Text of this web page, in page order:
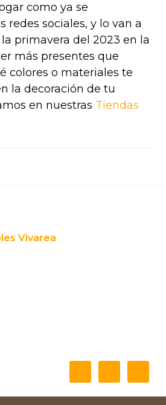
como ya se
redes sociales, y lo van a
primavera del 2023 en la
más presentes que
colores o materiales te
la decoración de tu
en nuestras Tiendas
Vivarea